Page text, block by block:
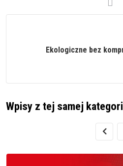
Ekologiczne bez
Wpisy z tej samej